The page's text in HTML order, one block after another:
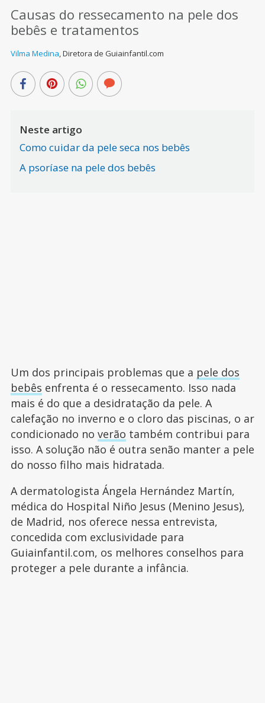
Causas do ressecamento na pele dos
bebês e tratamentos
Vilma Medina,Diretora de Guiainfantil.com
Neste artigo
Como cuidar da pele seca nos bebês
A psoríase na pele dos bebês
Um dos principais problemas que a pele dos
bebês enfrenta é o ressecamento. Isso nada
mais é do que a desidratação da pele. A
calefação no inverno e o cloro das piscinas, o ar
condicionado no verão também contribui para
isso. A solução não é outra senão manter a pele
do nosso filho mais hidratada.
A dermatologista Ángela Hernández Martín,
médica do Hospital Niño Jesus (Menino Jesus),
de Madrid, nos oferece nessa entrevista,
concedida com exclusividade para
Guiainfantil.com, os melhores conselhos para
proteger a pele durante a infância.